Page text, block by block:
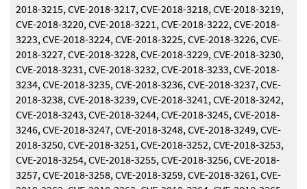
2018-3215, CVE-2018-3217, CVE-2018-3218, CVE-2018-3219,
CVE-2018-3220, CVE-2018-3221, CVE-2018-3222, CVE-2018-
3223, CVE-2018-3224, CVE-2018-3225, CVE-2018-3226, CVE-
2018-3227, CVE-2018-3228, CVE-2018-3229, CVE-2018-3230,
CVE-2018-3231, CVE-2018-3232, CVE-2018-3233, CVE-2018-
3234, CVE-2018-3235, CVE-2018-3236, CVE-2018-3237, CVE-
2018-3238, CVE-2018-3239, CVE-2018-3241, CVE-2018-3242,
CVE-2018-3243, CVE-2018-3244, CVE-2018-3245, CVE-2018-
3246, CVE-2018-3247, CVE-2018-3248, CVE-2018-3249, CVE-
2018-3250, CVE-2018-3251, CVE-2018-3252, CVE-2018-3253,
CVE-2018-3254, CVE-2018-3255, CVE-2018-3256, CVE-2018-
3257, CVE-2018-3258, CVE-2018-3259, CVE-2018-3261, CVE-